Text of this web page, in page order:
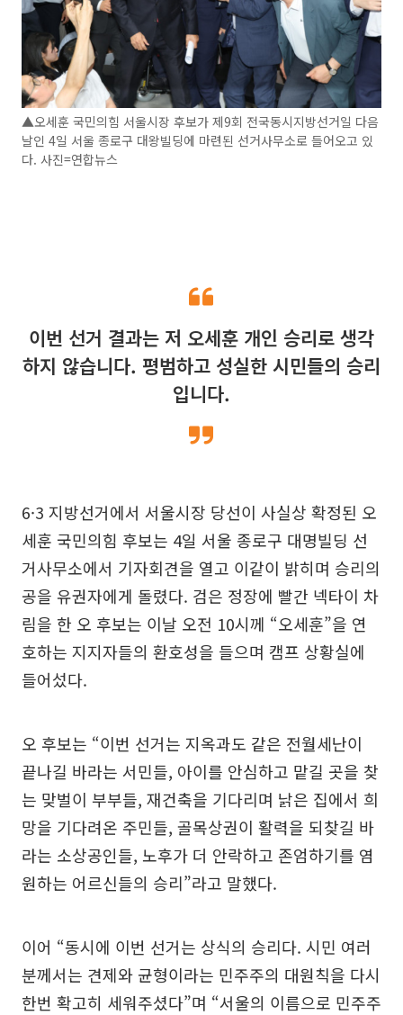
▲오세훈 국민의힘 서울시장 후보가 제9회 전국동시지방선거일 다음
날인 4일 서울 종로구 대왕빌딩에 마련된 선거사무소로 들어오고 있
다. 사진=연합뉴스
이번 선거 결과는 저 오세훈 개인 승리로 생각
하지 않습니다. 평범하고 성실한 시민들의 승리
입니다.
6·3 지방선거에서 서울시장 당선이 사실상 확정된 오
세훈 국민의힘 후보는 4일 서울 종로구 대명빌딩 선
거사무소에서 기자회견을 열고 이같이 밝히며 승리의
공을 유권자에게 돌렸다. 검은 정장에 빨간 넥타이 차
림을 한 오 후보는 이날 오전 10시께 “오세훈”을 연
호하는 지지자들의 환호성을 들으며 캠프 상황실에
들어섰다.
오 후보는 “이번 선거는 지옥과도 같은 전월세난이
끝나길 바라는 서민들, 아이를 안심하고 맡길 곳을 찾
는 맞벌이 부부들, 재건축을 기다리며 낡은 집에서 희
망을 기다려온 주민들, 골목상권이 활력을 되찾길 바
라는 소상공인들, 노후가 더 안락하고 존엄하기를 염
원하는 어르신들의 승리”라고 말했다.
이어 “동시에 이번 선거는 상식의 승리다. 시민 여러
분께서는 견제와 균형이라는 민주주의 대원칙을 다시
한번 확고히 세워주셨다”며 “서울의 이름으로 민주주